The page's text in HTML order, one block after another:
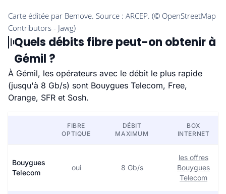
Quels débits fibre peut-on obtenir à
Gémil ?
À Gémil, les opérateurs avec le débit le plus rapide
(jusqu'à 8 Gb/s) sont Bouygues Telecom, Free,
Orange, SFR et Sosh.
FIBRE
OPTIQUE
DÉBIT
MAXIMUM
BOX
INTERNET
Bouygues
Telecom
oui 8 Gb/s
les offres
Bouygues
Telecom